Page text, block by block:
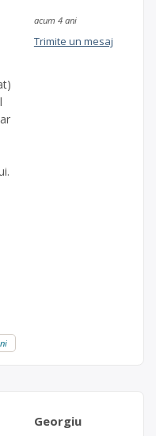
acum 4 ani
Trimite un mesaj
Georgiu